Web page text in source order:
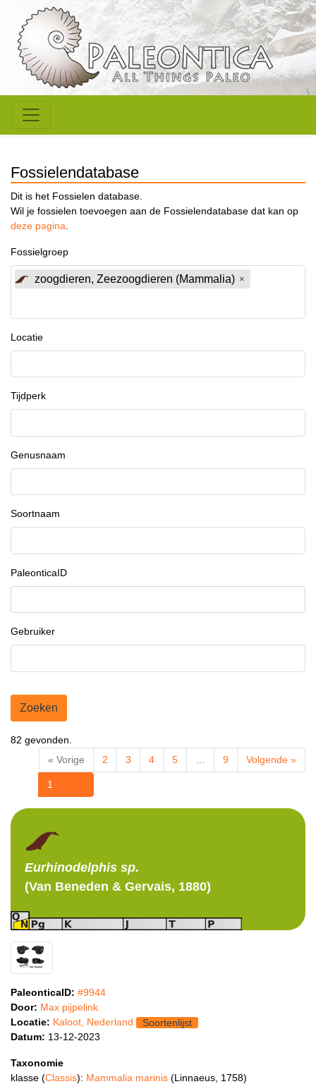
Fossielendatabase
Dit is het Fossielen database.
Wil je fossielen toevoegen aan de Fossielendatabase dat kan op
deze pagina.
Fossielgroep
zoogdieren, Zeezoogdieren (Mammalia)
Locatie
Tijdperk
Genusnaam
Soortnaam
PaleonticaID
Gebruiker
Zoeken
82 gevonden.
« Vorige
1
2 3 4 5 9 Volgende »
Eurhinodelphis sp.
(Van Beneden & Gervais, 1880)
PaleonticaID: #9944
Door: Max pijpelink
Locatie: Kaloot, Nederland
Soortenlijst
Datum: 13-12-2023
Taxonomie
klasse (Classis): Mammalia marinis (Linnaeus, 1758)